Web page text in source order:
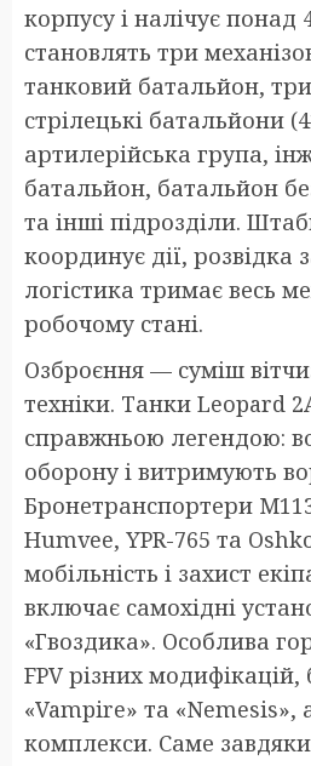
корпусу і налічує понад
становлять три
танковий батальйон,
стрілецькі батальйони
артилерійська група,
батальйон, батальйон
та інші підрозділи.
координує дії, розвідка
логістика тримає весь
робочому стані.
Озброєння — суміш
техніки. Танки Leopard
справжньою легендою:
оборону і витримують
Бронетранспортери
Humvee, YPR-765 та
мобільність і захист
включає самохідні
«Гвоздика». Особлива
FPV різних
«Vampire» та «Nemesis»,
комплекси. Саме